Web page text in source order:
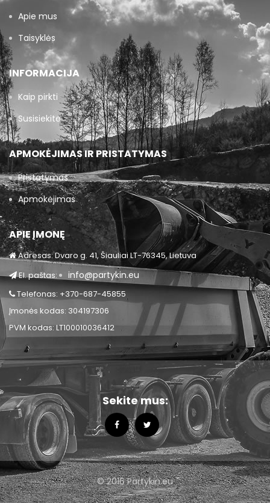
Apie mus
Taisyklės
INFORMACIJA
Kaip pirkti
Susisiekite
APMOKĖJIMAS IR PRISTATYMAS
Pristatymas
Apmokėjimas
APIE ĮMONĘ
Adresas: Dvaro g. 41, Šiauliai LT-76345, Lietuva
El. paštas:
info@partykin.eu
Telefonas: +370-687-45855
Įmonės kodas: 304197306
PVM kodas: LT100010036412
Sekite mus:
© 2016 Partykin.eu